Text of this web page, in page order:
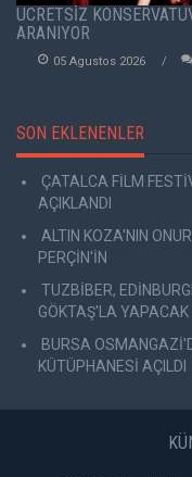
ÜCRETSİZ
ARANIYOR
05 Agustos 2026
SON EKLENENLER
ÇATALCA FİLM
AÇIKLANDI
ALTIN KOZA'NIN
PERÇİN'İN
TUZBİBER,
GÖKTAŞ'LA YAPACAK
BURSA
KÜTÜPHANESİ AÇILDI